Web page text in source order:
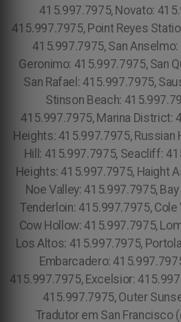
415.997.7975, Novato:
415.997.7975, Point Reyes
415.997.7975, San
Geronimo: 415.997.7975, San
San Rafael: 415.997.7975,
Stinson Beach:
415.997.7975, Marina District:
Heights: 415.997.7975, Russian
Hill: 415.997.7975, Seacliff:
Heights: 415.997.7975, Haight
Noe Valley: 415.997.7975,
Tenderloin: 415.997.7975,
Cow Hollow: 415.997.7975,
Los Altos: 415.997.7975,
Embarcadero:
415.997.7975, Excelsior:
415.997.7975, Outer
Tradutor em San Francisco